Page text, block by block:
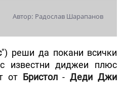
Автор: Радослав Шарапанов
") реши да покани всички
известни диджеи плюс
от Бристол-Деди Джи